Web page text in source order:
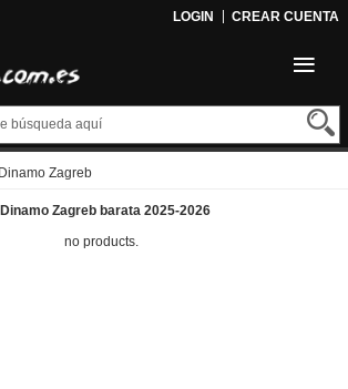
LOGIN CREAR CUENTA
Zagreb
Zagreb barata 2025-2026
no products.